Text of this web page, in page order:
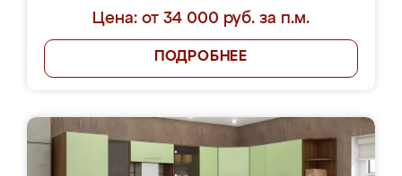
Цена: от 34 000 руб. за п.м.
ПОДРОБНЕЕ